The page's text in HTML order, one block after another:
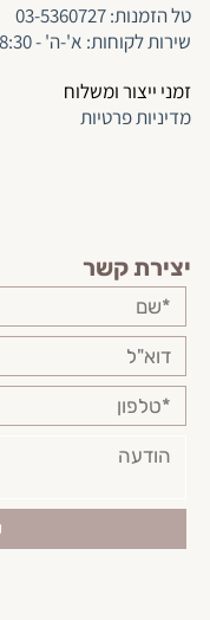
טל הזמנות:03-5360727
שירות לקוחות: א'-ה' - 9:00-18:30
זמני ייצור ומשלוח
מדיניות פרטיות
יצירת קשר